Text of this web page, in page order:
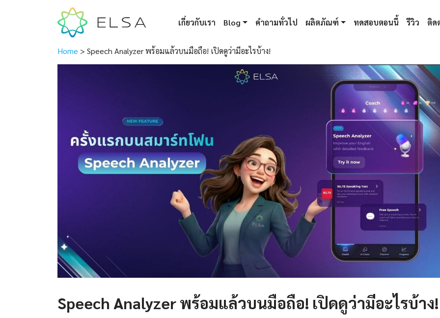
เกี่ยวกับเรา Blog คำถามทั่วไป ผลิตภัณฑ์ ทดสอบตอนนี้ รีวิว ติด
Home > Speech Analyzer พร้อมแล้วบนมือถือ! เปิดดูว่ามีอะไรบ้าง!
Speech Analyzer พร้อมแล้วบนมือถือ! เปิดดูว่ามีอะไรบ้าง!